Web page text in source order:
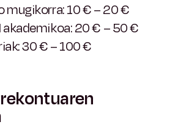
mugikorra: 10 € – 20 €
20 € – 50 €
30 € – 100 €